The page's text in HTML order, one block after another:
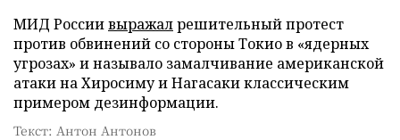
МИД Россиивыражалрешительный протест
против обвинений со стороны Токио в «ядерных
угрозах» и называло замалчивание американской
атаки на Хиросиму и Нагасаки классическим
примером дезинформации.
Текст: Антон Антонов